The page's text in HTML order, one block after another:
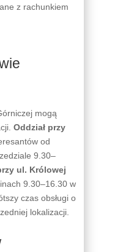
z rachunkiem
mogą
Oddział przy
od
9.30–
ul. Królowej
9.30–16.30 w
czas obsługi o
lokalizacji.